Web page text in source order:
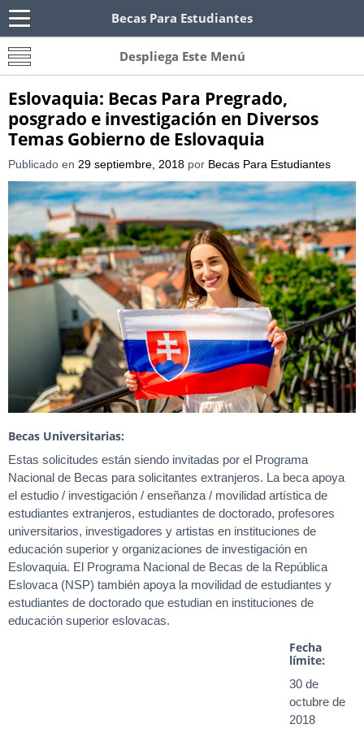
Becas Para Estudiantes
Becas Para Paraguayos
Oferta de becas para Paraguayos. Encuentra las
convocatorias y requisitos de becas para
Despliega Este Menú
Eslovaquia: Becas Para Pregrado,
posgrado e investigación en Diversos
Temas Gobierno de Eslovaquia
Publicado en 29 septiembre, 2018 por Becas Para Estudiantes
Becas Universitarias:
Estas solicitudes están siendo invitadas por el Programa
Nacional de Becas para solicitantes extranjeros. La beca apoya
el estudio / investigación / enseñanza / movilidad artística de
estudiantes extranjeros, estudiantes de doctorado, profesores
universitarios, investigadores y artistas en instituciones de
educación superior y organizaciones de investigación en
Eslovaquia. El Programa Nacional de Becas de la República
Eslovaca (NSP) también apoya la movilidad de estudiantes y
estudiantes de doctorado que estudian en instituciones de
educación superior eslovacas.
Fecha
límite:
30 de
octubre de
2018